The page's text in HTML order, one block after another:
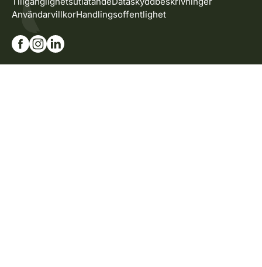
AnvändarvillkorHandlingsoffentlighet